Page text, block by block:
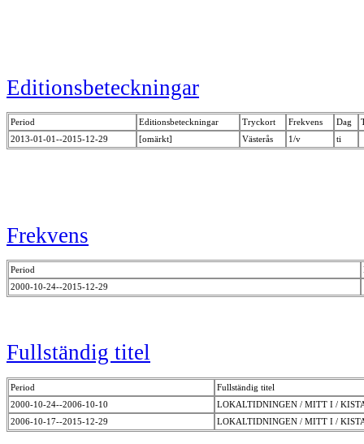
Editionsbeteckningar
Period Editionsbeteckningar Tryckort Frekvens Dag
2013-01-01--2015-12-29
[omärkt] Västerås 1/v ti
Frekvens
Period
2000-10-24--2015-12-29
Fullständig titel
Period
Fullständig titel
2000-10-24--2006-10-10
LOKALTIDNINGEN / MITT I /
2006-10-17--2015-12-29
LOKALTIDNINGEN / MITT I /